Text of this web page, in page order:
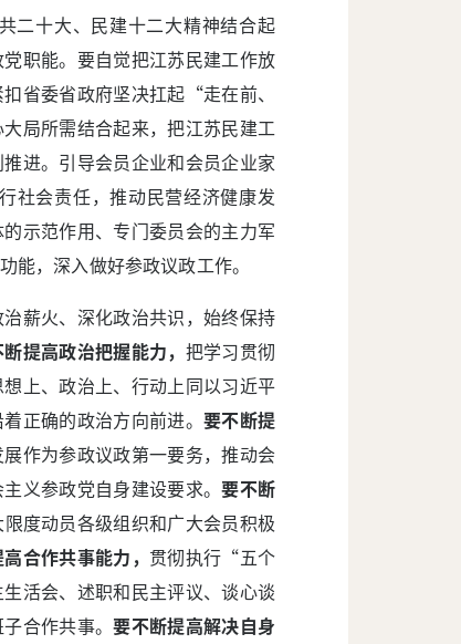
二十大、民建十二大精神结合起
职能。要自觉把江苏民建工作放
省委省政府坚决扛起“走在前、
局所需结合起来，把江苏民建工
进。引导会员企业和会员企业家
社会责任，推动民营经济健康发
示范作用、专门委员会的主力军
能，深入做好参政议政工作。
薪火、深化政治共识，始终保持
提高政治把握能力， 把学习贯彻
上、政治上、行动上同以习近平
正确的政治方向前进。 要不断提
作为参政议政第一要务，推动会
义参政党自身建设要求。要不断
度动员各级组织和广大会员积极
合作共事能力， 贯彻执行“五个
活会、述职和民主评议、谈心谈
合作共事。要不断提高解决自身